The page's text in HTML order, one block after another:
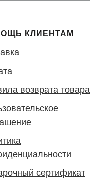
КЛИЕНТАМ
возврата товара
сертификат